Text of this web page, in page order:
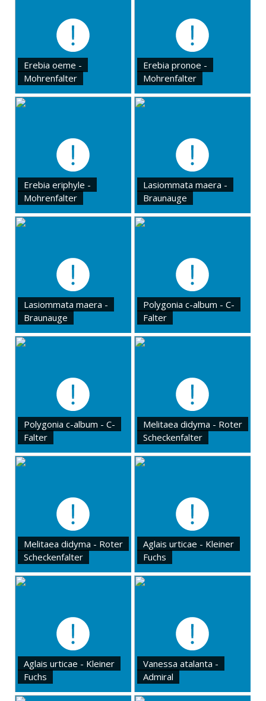
Erebia oeme -
Mohrenfalter
Erebia pronoe -
Mohrenfalter
Erebia eriphyle -
Mohrenfalter
Lasiommata maera -
Braunauge
Lasiommata maera -
Braunauge
Polygonia c-album - C-
Falter
Polygonia c-album - C-
Falter
Melitaea didyma - Roter
Scheckenfalter
Melitaea didyma - Roter
Scheckenfalter
Aglais urticae - Kleiner
Fuchs
Aglais urticae - Kleiner
Fuchs
Vanessa atalanta -
Admiral